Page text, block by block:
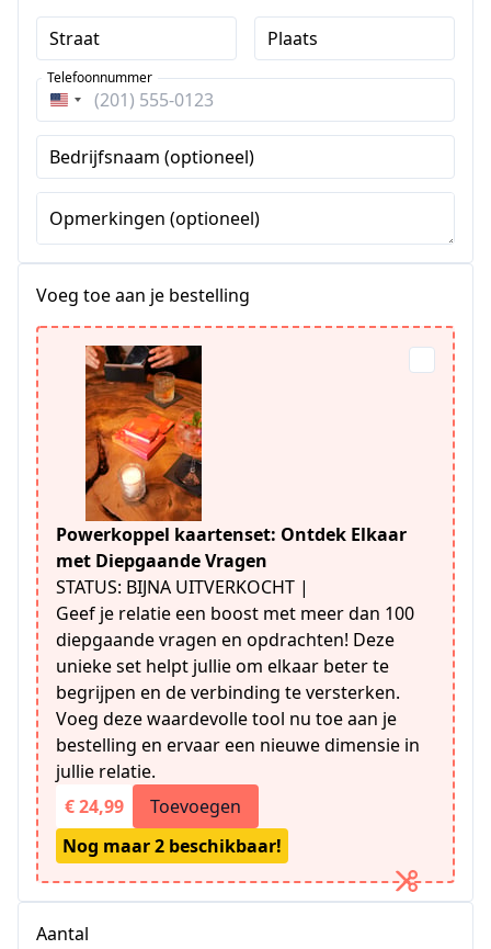
Straat Plaats
Verenigde
Staten
+1
Telefoonnummer
Bedrijfsnaam (optioneel)
Opmerkingen (optioneel)
Voeg toe aan je bestelling
Powerkoppel kaartenset: Ontdek Elkaar
met Diepgaande Vragen
STATUS: BIJNA UITVERKOCHT |
Geef je relatie een boost met meer dan 100
diepgaande vragen en opdrachten! Deze
unieke set helpt jullie om elkaar beter te
begrijpen en de verbinding te versterken.
Voeg deze waardevolle tool nu toe aan je
bestelling en ervaar een nieuwe dimensie in
jullie relatie.
€ 24,99
Toevoegen
Nog maar 2 beschikbaar!
Aantal